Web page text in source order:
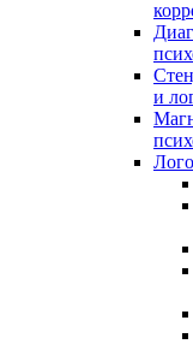
и